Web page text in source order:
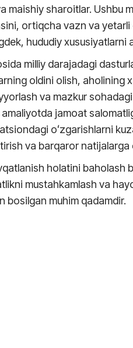
maishiy sharoitlar. Ushbu
ortiqcha vazn va
hududiy xususiyatlarni
milliy darajadagi
oldini olish, aholining
va mazkur
jamoat
oʻzgarishlarni
va barqaror natijalarga
holatini baholash
mustahkamlash va
bosilgan muhim qadamdir.